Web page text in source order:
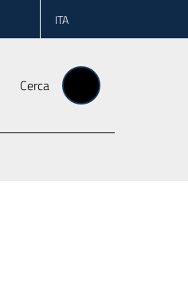
ITA
Cerca